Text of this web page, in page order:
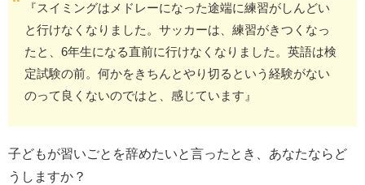
『スイミングはメドレーになった途端に練習がしんどい
と行けなくなりました。サッカーは、練習がきつくなっ
たと、6年生になる直前に行けなくなりました。英語は検
定試験の前。何かをきちんとやり切るという経験がない
のって良くないのではと、感じています』
子どもが習いごとを辞めたいと言ったとき、あなたならど
うしますか？